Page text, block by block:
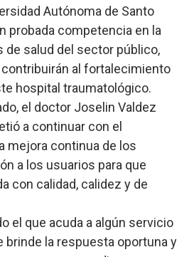
Autónoma de Santo
probada competencia en la
de salud del sector público,
al fortalecimiento
hospital traumatológico.
el doctor Joselin Valdez
a continuar con el
mejora continua de los
a los usuarios para que
con calidad, calidez y de
el que acuda a algún servicio
brinde la respuesta oportuna y